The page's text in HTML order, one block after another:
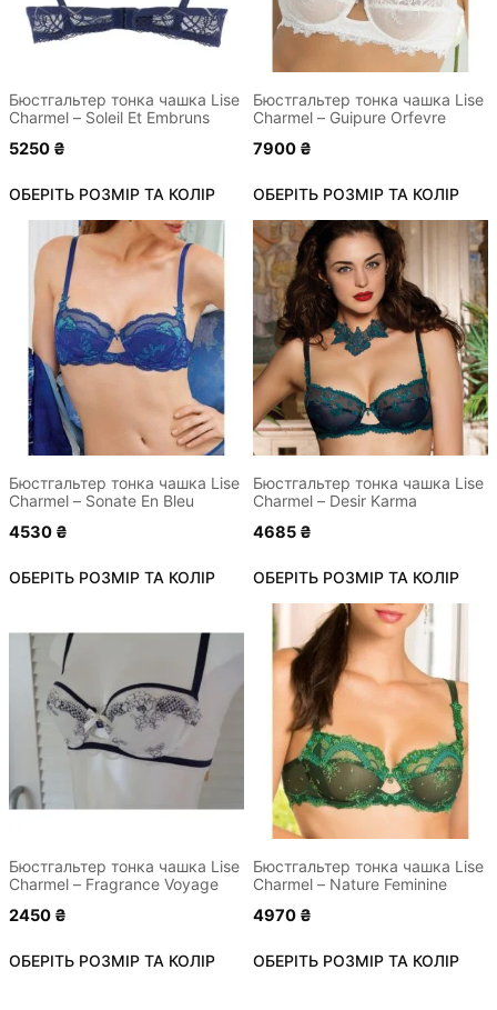
Бюстгальтер тонка чашка Lise
Charmel – Soleil Et Embruns
5250 ₴
ОБЕРІТЬ РОЗМІР ТА КОЛІР
можна
вибрати
сторінці
товару
Бюстгальтер тонка чашка Lise
Charmel – Guipure Orfevre
7900 ₴
ОБЕРІТЬ РОЗМІР ТА КОЛІР
можна
вибрати
на
сторінці
товару
Бюстгальтер тонка чашка Lise
Charmel – Sonate En Bleu
4530 ₴
ОБЕРІТЬ РОЗМІР ТА КОЛІР
товар
кілька
варіантів.
Параметри
можна
вибрати
на
сторінці
товару
Бюстгальтер тонка чашка Lise
Charmel – Desir Karma
4685 ₴
ОБЕРІТЬ РОЗМІР ТА КОЛІР
Цей
товар
має
кілька
варіантів.
Параметри
можна
вибрати
на
сторінці
товару
Бюстгальтер тонка чашка Lise
Charmel – Fragrance Voyage
2450 ₴
ОБЕРІТЬ РОЗМІР ТА КОЛІР
товар
має
кілька
варіантів.
Параметри
можна
вибрати
сторінці
товару
Бюстгальтер тонка чашка Lise
Charmel – Nature Feminine
4970 ₴
ОБЕРІТЬ РОЗМІР ТА КОЛІР
Цей
товар
має
кілька
варіантів.
Параметри
можна
вибрати
на
сторінці
товару